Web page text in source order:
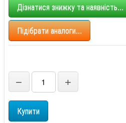
Дізнатися знижку та наявність...
Підібрати аналоги...
− +